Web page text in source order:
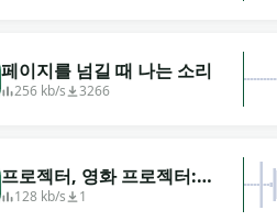
페이지를 넘길 때 나는 소리
256 kb/s 3266
프로젝터, 영화 프로젝터:
35mm 필름, 시작 및 정지
128 kb/s 1